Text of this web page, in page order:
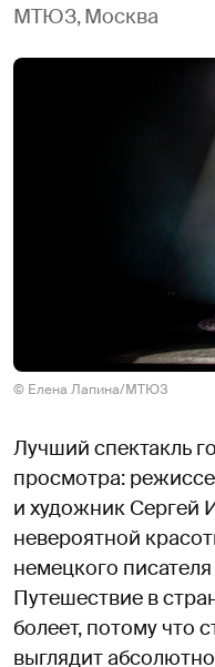
МТЮЗ, Москва
© Елена Лапина/МТЮЗ
Лучший спектакль
просмотра:
и художник Сергей
невероятной
немецкого
Путешествие в
болеет, потому что
выглядит